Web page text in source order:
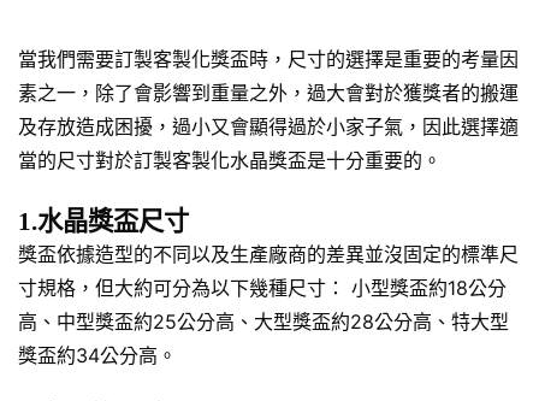
當我們需要訂製客製化獎盃時，尺寸的選擇是重要的考量因
素之一，除了會影響到重量之外，過大會對於獲獎者的搬運
及存放造成困擾，過小又會顯得過於小家子氣，因此選擇適
當的尺寸對於訂製客製化水晶獎盃是十分重要的。
1.水晶獎盃尺寸
獎盃依據造型的不同以及生產廠商的差異並沒固定的標準尺
寸規格，但大約可分為以下幾種尺寸： 小型獎盃約18公分
高、中型獎盃約25公分高、大型獎盃約28公分高、特大型
獎盃約34公分高。